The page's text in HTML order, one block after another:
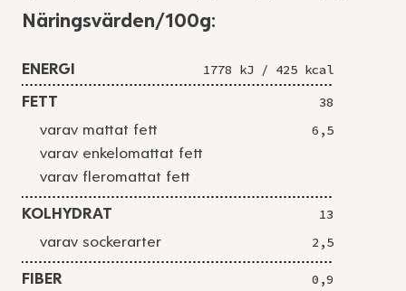
Näringsvärden/100g:
ENERGI
1778 kJ / 425 kcal
FETT
38
varav mattat fett
6,5
varav enkelomattat fett
varav fleromattat fett
KOLHYDRAT
13
varav sockerarter
2,5
FIBER
0,9